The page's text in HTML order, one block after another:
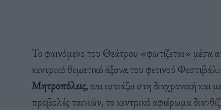
Το φαινόμενο του Θεάτρου «φωτίζεται» μέσα
κεντρικό θεματικό άξονα του φετινού Φεστιβάλ:
Μητροπόλεις, και εστιάζει στη διαχρονική
προβολές ταινιών, το κεντρικό αφιέρωμα